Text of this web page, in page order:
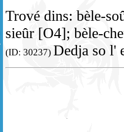
Trové dins: bèle-
sieûr [O4]; bèle-
(ID: 30237) Dedja so l'